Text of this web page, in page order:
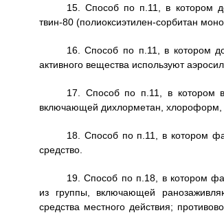
15. Способ по п.11, в котором
твин-80 (полиоксиэтилен-сорбитан
16. Способ по п.11, в котором
активного вещества используют
17. Способ по п.11, в котором в
включающей дихлорметан, хлороформ,
18. Способ по п.11, в котором
средство.
19. Способ по п.18, в котором
из группы, включающей
средства местного действия;